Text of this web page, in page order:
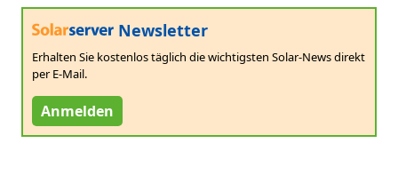
Newsletter
Erhalten Sie kostenlos täglich die wichtigsten Solar-News direkt
per E-Mail.
Anmelden